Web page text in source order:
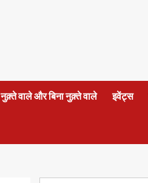
नुक़्ते वाले और बिना नुक़्ते वाले इवेंट्स